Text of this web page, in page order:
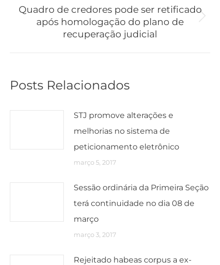
Próximo
post:
Quadro de credores pode ser retificado
após homologação do plano de
recuperação judicial
Posts Relacionados
STJ promove alterações e
melhorias no sistema de
peticionamento eletrônico
março 5, 2017
Sessão ordinária da Primeira Seção
terá continuidade no dia 08 de
março
março 3, 2017
Rejeitado habeas corpus a ex-